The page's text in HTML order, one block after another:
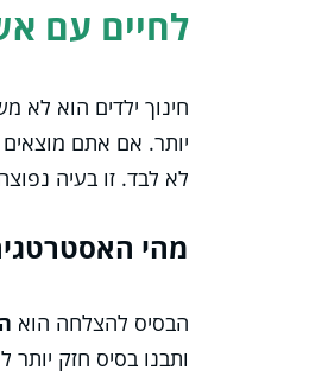
לחיים עם
חינוך ילדים הוא לא
יותר. אם אתם
לא לבד. זו בעיה
מהי
הבסיס להצלחה הוא
ותבנו בסיס חזק